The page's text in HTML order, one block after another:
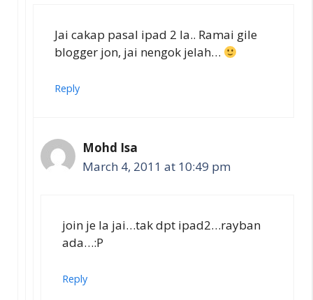
Jai cakap pasal ipad 2 la.. Ramai gile
blogger jon, jai nengok jelah…
Reply
Mohd Isa
March 4, 2011 at 10:49 pm
join je la jai…tak dpt ipad2…rayban
ada…:P
Reply